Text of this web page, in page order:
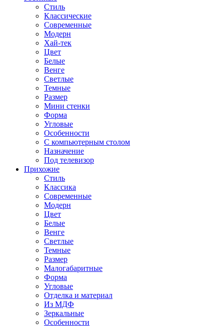
Стиль
Классические
Современные
Модерн
Хай-тек
Цвет
Белые
Венге
Светлые
Темные
Размер
Мини стенки
Форма
Угловые
Особенности
С компьютерным столом
Назначение
Под телевизор
Прихожие
Стиль
Классика
Современные
Модерн
Цвет
Белые
Венге
Светлые
Темные
Размер
Малогабаритные
Форма
Угловые
Отделка и материал
Из МДФ
Зеркальные
Особенности